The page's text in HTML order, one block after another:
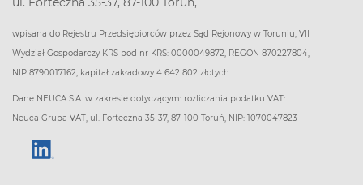
wpisana do Rejestru Przedsiębiorców przez Sąd Rejonowy w Toruniu, VII
Wydział Gospodarczy KRS pod nr KRS: 0000049872, REGON 870227804,
NIP 8790017162, kapitał zakładowy 4 642 802 złotych.
Dane NEUCA S.A. w zakresie dotyczącym: rozliczania podatku VAT:
Neuca Grupa VAT, ul. Forteczna 35-37, 87-100 Toruń, NIP: 1070047823